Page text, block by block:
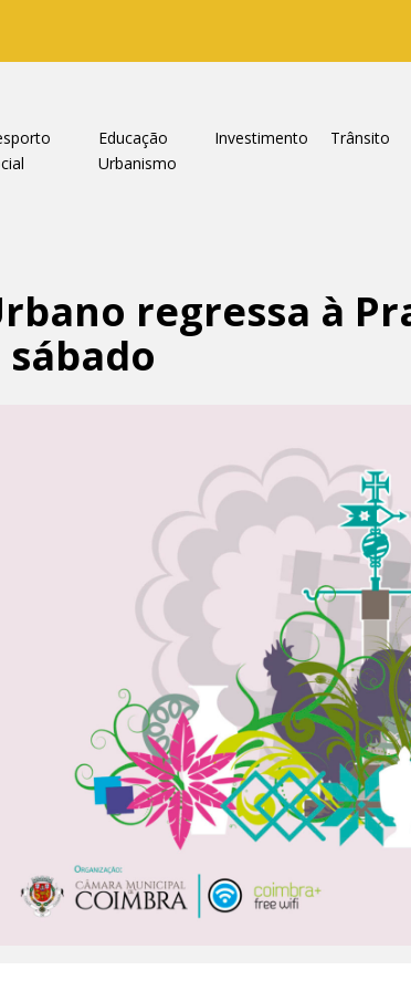
Educação Investimento
Trânsito
Urbanismo
regressa à